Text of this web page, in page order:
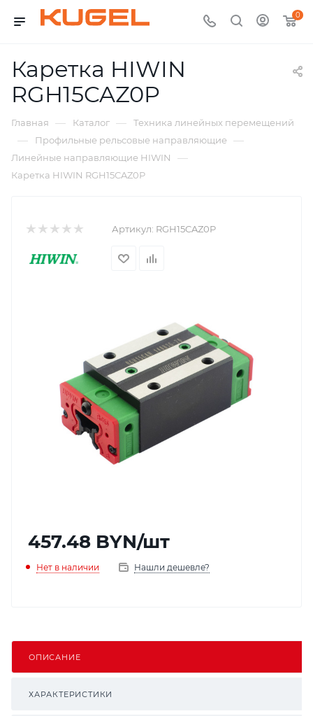
0
Каретка HIWIN
RGH15CAZ0P
Главная — Каталог — Техника линейных перемещений
— Профильные рельсовые направляющие —
Линейные направляющие HIWIN —
Каретка HIWIN RGH15CAZ0P
Артикул: RGH15CAZ0P
457.48 BYN/шт
Нет в наличии Нашли дешевле?
ОПИСАНИЕ
ХАРАКТЕРИСТИКИ